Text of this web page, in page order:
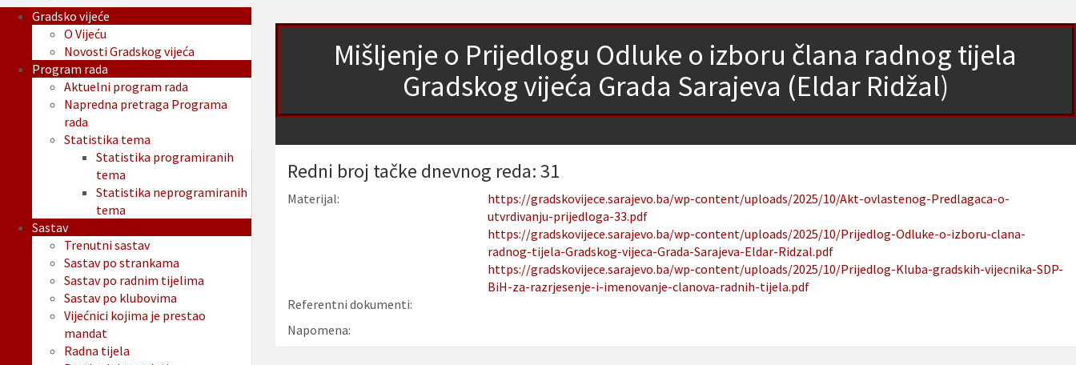
Mišljenje o Prijedlogu Odluke o izboru člana radnog tijela
Gradskog vijeća Grada Sarajeva (Eldar Ridžal)
Redni broj tačke dnevnog reda: 31
Materijal:
https://gradskovijece.sarajevo.ba/wp-content/uploads/2025/10/Akt-ovlastenog-Predlagaca-o-
utvrdivanju-prijedloga-33.pdf
https://gradskovijece.sarajevo.ba/wp-content/uploads/2025/10/Prijedlog-Odluke-o-izboru-clana-
radnog-tijela-Gradskog-vijeca-Grada-Sarajeva-Eldar-Ridzal.pdf
https://gradskovijece.sarajevo.ba/wp-content/uploads/2025/10/Prijedlog-Kluba-gradskih-vijecnika-SDP-
BiH-za-razrjesenje-i-imenovanje-clanova-radnih-tijela.pdf
Referentni dokumenti:
Napomena:
Gradsko vijeće
O Vijeću
Novosti Gradskog vijeća
Program rada
Aktuelni program rada
Napredna pretraga Programa
rada
Statistika tema
Statistika programiranih
tema
Statistika neprogramiranih
tema
Sastav
Trenutni sastav
Sastav po strankama
Sastav po radnim tijelima
Sastav po klubovima
Vijećnici kojima je prestao
mandat
Radna tijela